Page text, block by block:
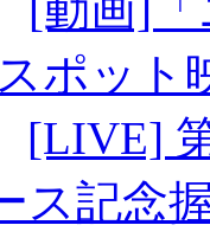
ポット
[LIVE]
ス記念